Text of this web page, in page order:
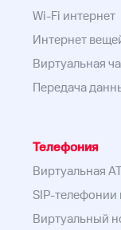
Wi-Fi интернет
Интернет
Виртуальная
Передача
Телефония
Виртуальная
SIP-телефонии
Виртуальный